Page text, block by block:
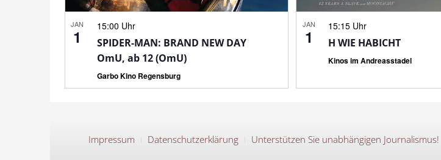
JAN
1
15:00 Uhr
SPIDER-MAN: BRAND NEW DAY
OmU, ab 12 (OmU)
Garbo Kino Regensburg
JAN
1
15:15 Uhr
H WIE HABICHT
Kinos im Andreasstadel
Impressum Datenschutzerklärung Unterstützen Sie unabhängigen Journalismus!